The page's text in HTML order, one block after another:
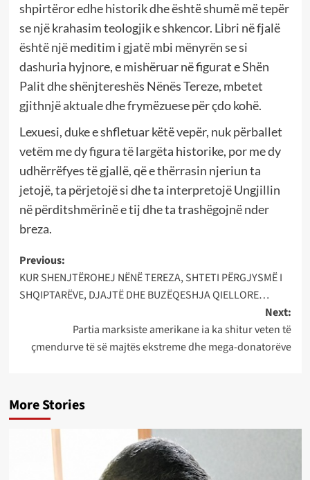
shpirtëror edhe historik dhe është shumë më tepër
se një krahasim teologjik e shkencor. Libri në fjalë
është një meditim i gjatë mbi mënyrën se si
dashuria hyjnore, e mishëruar në figurat e Shën
Palit dhe shënjtereshës Nënës Tereze, mbetet
gjithnjë aktuale dhe frymëzuese për çdo kohë.
Lexuesi, duke e shfletuar këtë vepër, nuk përballet
vetëm me dy figura të largëta historike, por me dy
udhërrëfyes të gjallë, që e thërrasin njeriun ta
jetojë, ta përjetojë si dhe ta interpretojë Ungjillin
në përditshmërinë e tij dhe ta trashëgojnë nder
breza.
Post
navigation
Previous:
KUR SHENJTËROHEJ NËNË TEREZA, SHTETI PËRGJYSMË I
SHQIPTARËVE, DJAJTË DHE BUZËQESHJA QIELLORE…
Next:
Partia marksiste amerikane ia ka shitur veten të
çmendurve të së majtës ekstreme dhe mega-donatorëve
More Stories